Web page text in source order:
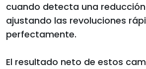
cuando detecta una
ajustando las revoluciones
perfectamente.
El resultado neto de estos